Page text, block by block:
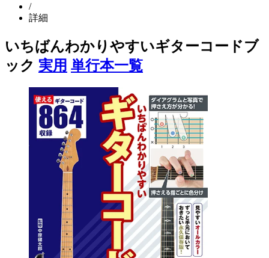
/
詳細
いちばんわかりやすいギターコードブ
ック 実用 単行本一覧